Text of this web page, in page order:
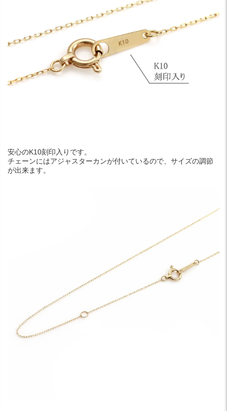
安心のK10刻印入りです。
チェーンにはアジャスターカンが付いているので、サイズの調節
が出来ます。